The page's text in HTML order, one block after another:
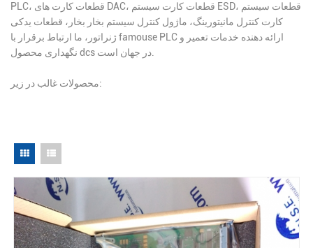
PLC، قطعات کارت های DAC، قطعات کارت سیستم ESD، قطعات سیستم
کارت کنترل مانیتورینگ، ماژول کنترل سیستم بخار بخار، قطعات یدکی
ژنراتور، ما ارتباط برقرار با famouse PLC ارائه دهنده خدمات تعمیر و
محصولات غالب در زیر: